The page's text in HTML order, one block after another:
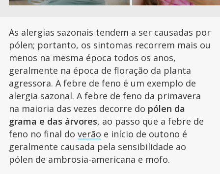
As alergias sazonais tendem a ser causadas por
pólen; portanto, os sintomas recorrem mais ou
menos na mesma época todos os anos,
geralmente na época de floração da planta
agressora. A febre de feno é um exemplo de
alergia sazonal. A febre de feno da primavera
na maioria das vezes decorre do pólen da
grama e das árvores, ao passo que a febre de
feno no final do verão e início de outono é
geralmente causada pela sensibilidade ao
pólen de ambrosia-americana e mofo.